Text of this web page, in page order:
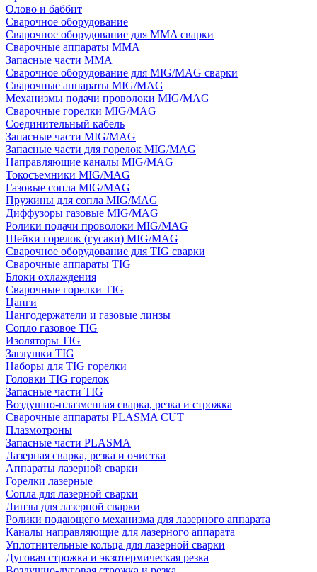
Олово и баббит
Сварочное оборудование
Сварочное оборудование для MMA сварки
Сварочные аппараты MMA
Запасные части MMA
Сварочное оборудование для MIG/MAG сварки
Сварочные аппараты MIG/MAG
Механизмы подачи проволоки MIG/MAG
Сварочные горелки MIG/MAG
Соединительный кабель
Запасные части MIG/MAG
Запасные части для горелок MIG/MAG
Направляющие каналы MIG/MAG
Токосъемники MIG/MAG
Газовые сопла MIG/MAG
Пружины для сопла MIG/MAG
Диффузоры газовые MIG/MAG
Ролики подачи проволоки MIG/MAG
Шейки горелок (гусаки) MIG/MAG
Сварочное оборудование для TIG сварки
Сварочные аппараты TIG
Блоки охлаждения
Сварочные горелки TIG
Цанги
Цангодержатели и газовые линзы
Сопло газовое TIG
Изоляторы TIG
Заглушки TIG
Наборы для TIG горелки
Головки TIG горелок
Запасные части TIG
Воздушно-плазменная сварка, резка и строжка
Сварочные аппараты PLASMA CUT
Плазмотроны
Запасные части PLASMA
Лазерная сварка, резка и очистка
Аппараты лазерной сварки
Горелки лазерные
Сопла для лазерной сварки
Линзы для лазерной сварки
Ролики подающего механизма для лазерного аппарата
Каналы направляющие для лазерного аппарата
Уплотнительные кольца для лазерной сварки
Дуговая строжка и экзотермическая резка